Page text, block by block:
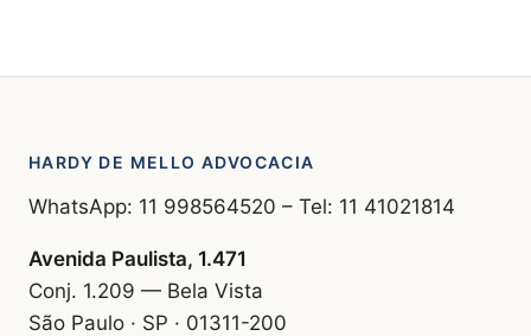
HARDY DE MELLO ADVOCACIA
WhatsApp: 11 998564520 – Tel: 11 41021814
Avenida Paulista, 1.471
Conj. 1.209 — Bela Vista
São Paulo · SP · 01311-200